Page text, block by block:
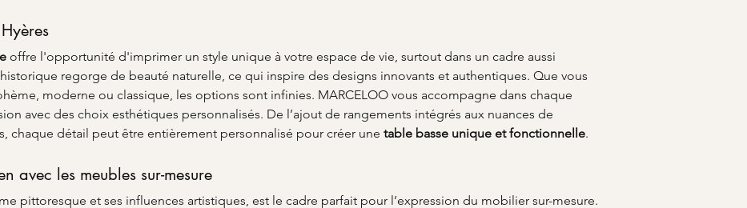
offre l'opportunité d'imprimer un style unique à votre espace de vie, surtout dans un cadre aussi
regorge de beauté naturelle, ce qui inspire des designs innovants et authentiques. Que vous
moderne ou classique, les options sont infinies. MARCELOO vous accompagne dans chaque
avec des choix esthétiques personnalisés. De l’ajout de rangements intégrés aux nuances de
chaque détail peut être entièrement personnalisé pour créer une table basse unique et fonctionnelle.
avec les meubles sur-mesure
pittoresque et ses influences artistiques, est le cadre parfait pour l’expression du mobilier sur-mesure.